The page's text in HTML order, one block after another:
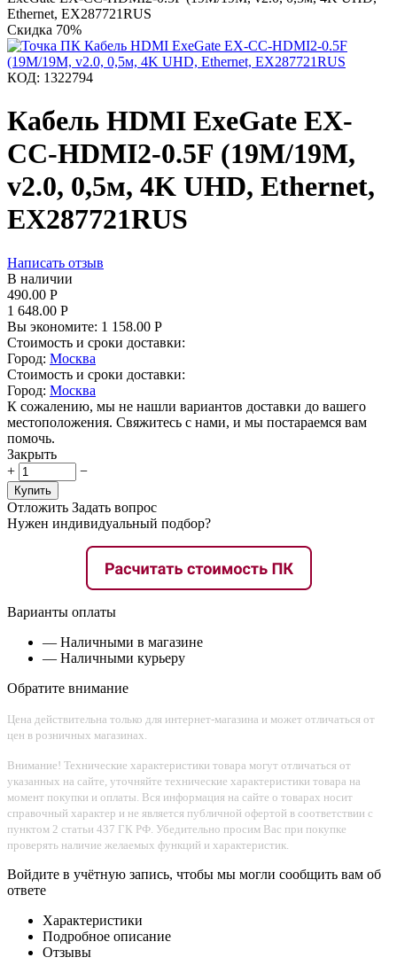
Ethernet, EX287721RUS
Скидка 70%
КОД: 1322794
Кабель HDMI ExeGate EX-
CC-HDMI2-0.5F (19M/19M,
v2.0, 0,5м, 4K UHD, Ethernet,
EX287721RUS
Написать отзыв
В наличии
490.00 Р
1 648.00 Р
Вы экономите: 1 158.00 Р
Стоимость и сроки доставки:
Город: Москва
Стоимость и сроки доставки:
Город: Москва
К сожалению, мы не нашли вариантов доставки до вашего
местоположения. Свяжитесь с нами, и мы постараемся вам
помочь.
Закрыть
+
−
Купить
Отложить Задать вопрос
Нужен индивидуальный подбор?
Варианты оплаты
— Наличными в магазине
— Наличными курьеру
Обратите внимание
Цена действительна только для интернет-магазина и может отличаться от
цен в розничных магазинах.
Внимание! Технические характеристики товара могут отличаться от
указанных на сайте, уточняйте технические характеристики товара на
момент покупки и оплаты. Вся информация на сайте о товарах носит
справочный характер и не является публичной офертой в соответствии с
пунктом 2 статьи 437 ГК РФ. Убедительно просим Вас при покупке
проверять наличие желаемых функций и характеристик.
Войдите в учётную запись, чтобы мы могли сообщить вам об
ответе
Характеристики
Подробное описание
Отзывы